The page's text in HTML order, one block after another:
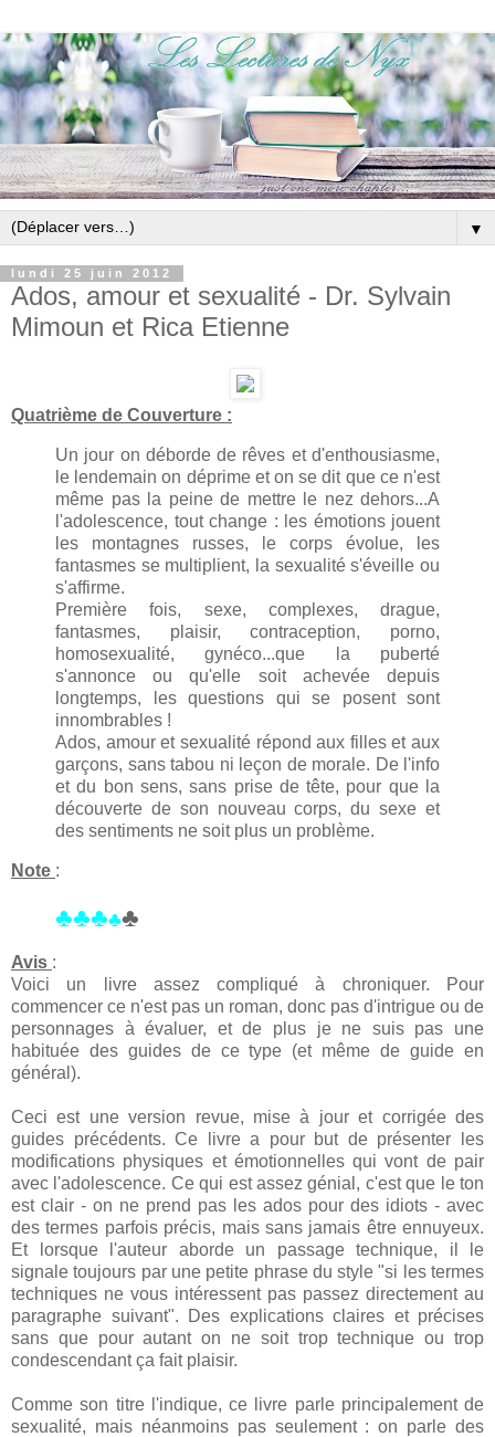
▼
lundi 25 juin 2012
Ados, amour et sexualité - Dr. Sylvain
Mimoun et Rica Etienne
Quatrième de Couverture :
Un jour on déborde de rêves et d'enthousiasme,
le lendemain on déprime et on se dit que ce n'est
même pas la peine de mettre le nez dehors...A
l'adolescence, tout change : les émotions jouent
les montagnes russes, le corps évolue, les
fantasmes se multiplient, la sexualité s'éveille ou
s'affirme.
Première fois, sexe, complexes, drague,
fantasmes, plaisir, contraception, porno,
homosexualité, gynéco...que la puberté
s'annonce ou qu'elle soit achevée depuis
longtemps, les questions qui se posent sont
innombrables !
Ados, amour et sexualité répond aux filles et aux
garçons, sans tabou ni leçon de morale. De l'info
et du bon sens, sans prise de tête, pour que la
découverte de son nouveau corps, du sexe et
des sentiments ne soit plus un problème.
Note :
♣♣♣♣♣
Avis :
Voici un livre assez compliqué à chroniquer. Pour
commencer ce n'est pas un roman, donc pas d'intrigue ou de
personnages à évaluer, et de plus je ne suis pas une
habituée des guides de ce type (et même de guide en
général).
Ceci est une version revue, mise à jour et corrigée des
guides précédents. Ce livre a pour but de présenter les
modifications physiques et émotionnelles qui vont de pair
avec l'adolescence. Ce qui est assez génial, c'est que le ton
est clair - on ne prend pas les ados pour des idiots - avec
des termes parfois précis, mais sans jamais être ennuyeux.
Et lorsque l'auteur aborde un passage technique, il le
signale toujours par une petite phrase du style "si les termes
techniques ne vous intéressent pas passez directement au
paragraphe suivant". Des explications claires et précises
sans que pour autant on ne soit trop technique ou trop
condescendant ça fait plaisir.
Comme son titre l'indique, ce livre parle principalement de
sexualité, mais néanmoins pas seulement : on parle des